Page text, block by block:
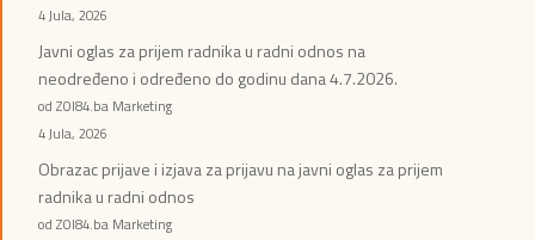
4 Jula, 2026
Javni oglas za prijem radnika u radni odnos na
neodređeno i određeno do godinu dana 4.7.2026.
od ZOI84.ba Marketing
4 Jula, 2026
Obrazac prijave i izjava za prijavu na javni oglas za prijem
radnika u radni odnos
od ZOI84.ba Marketing